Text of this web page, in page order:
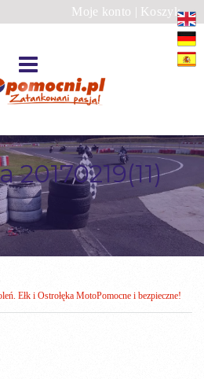
Moje konto | Koszyk
20170219(11)
Ełk i Ostrołęka MotoPomocne i bezpieczne!